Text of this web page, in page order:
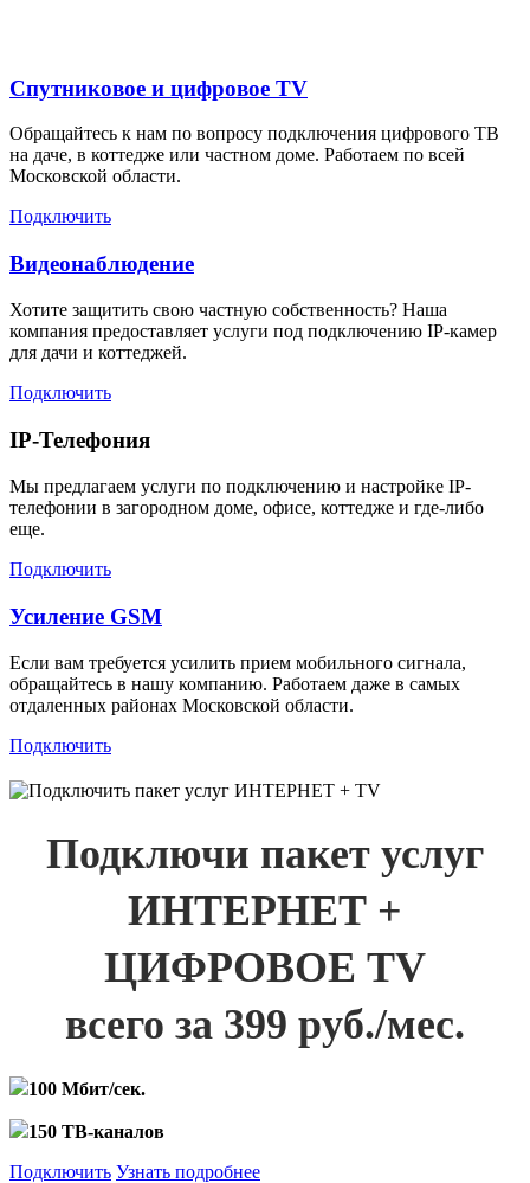
Спутниковое и цифровое TV
Обращайтесь к нам по вопросу подключения цифрового ТВ
на даче, в коттедже или частном доме. Работаем по всей
Московской области.
Подключить
Видеонаблюдение
Хотите защитить свою частную собственность? Наша
компания предоставляет услуги под подключению IP-камер
для дачи и коттеджей.
Подключить
IP-Телефония
Мы предлагаем услуги по подключению и настройке IP-
телефонии в загородном доме, офисе, коттедже и где-либо
еще.
Подключить
Усиление GSM
Если вам требуется усилить прием мобильного сигнала,
обращайтесь в нашу компанию. Работаем даже в самых
отдаленных районах Московской области.
Подключить
Подключи пакет услуг
ИНТЕРНЕТ +
ЦИФРОВОЕ TV
всего за 399 руб./мес.
100 Мбит/сек.
150 ТВ-каналов
Подключить Узнать подробнее